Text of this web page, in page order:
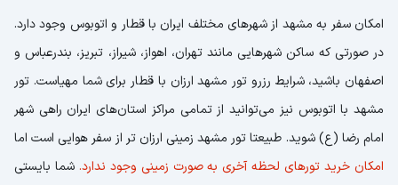
امکان سفر به مشهد از شهرهای مختلف ایران با قطار و اتوبوس وجود دارد.
در صورتی که ساکن شهرهایی مانند تهران، اهواز، شیراز، تبریز، بندرعباس و
اصفهان باشید، شرایط رزرو تور مشهد ارزان با قطار برای شما مهیاست. تور
مشهد با اتوبوس نیز می‌توانید از تمامی مراکز استان‌های ایران راهی شهر
امام رضا (ع) شوید. طبیعتا تور مشهد زمینی ارزان تر از سفر هوایی است اما
امکان خرید تورهای لحظه آخری به صورت زمینی وجود ندارد. شما بایستی